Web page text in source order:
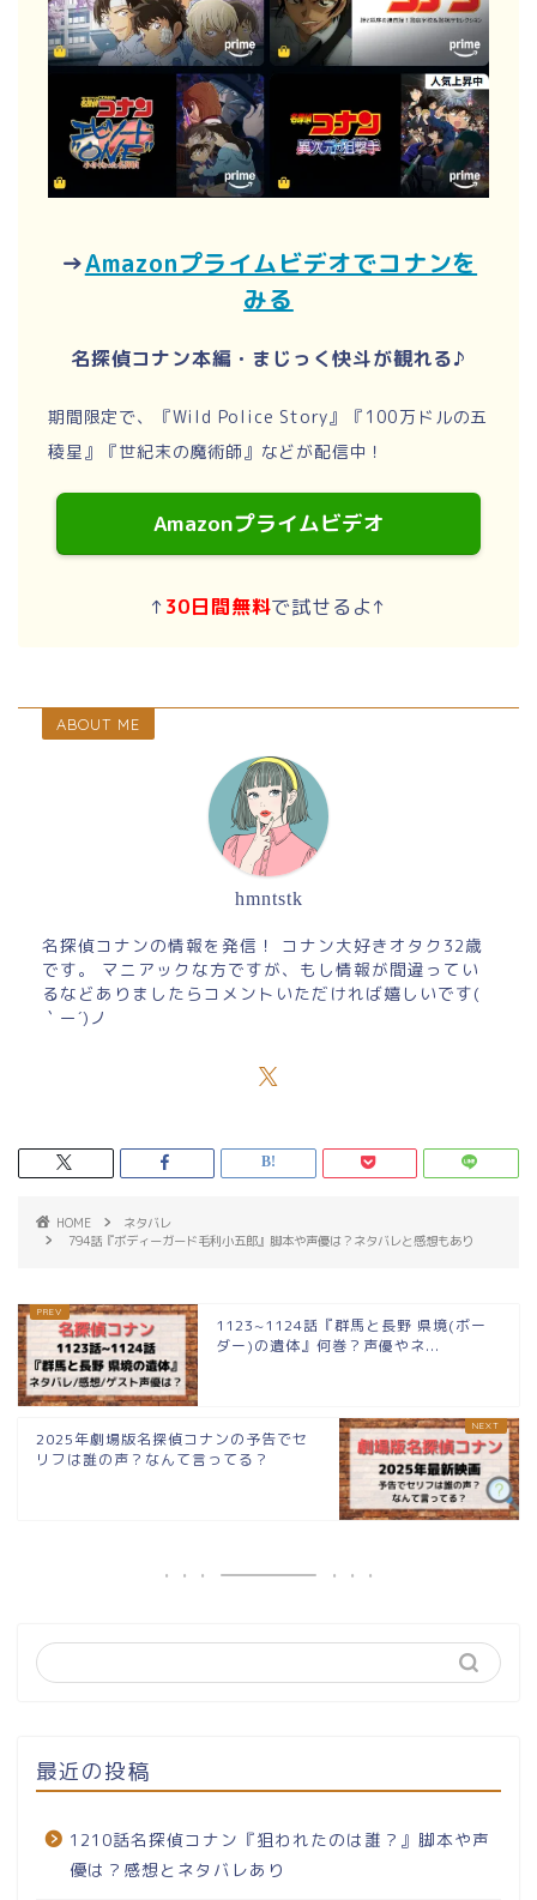
→Amazonプライムビデオでコナンを
みる
名探偵コナン本編・まじっく快斗が観れる♪
期間限定で、『Wild Police Story』『100万ドルの五
稜星』『世紀末の魔術師』などが配信中！
Amazonプライムビデオ
↑ 30日間無料で試せるよ↑
ABOUT ME
hmntstk
名探偵コナンの情報を発信！ コナン大好きオタク32歳
です。 マニアックな方ですが、もし情報が間違ってい
るなどありましたらコメントいただければ嬉しいです(
｀ー´)ノ
HOME
ネタバレ
794話『ボディーガード毛利小五郎』脚本や声優は？ネタバレと感想もあり
1123~1124話『群馬と長野 県境(ボー
ダー)の遺体』何巻？声優やネ...
2025年劇場版名探偵コナンの予告でセ
リフは誰の声？なんて言ってる？
最近の投稿
1210話名探偵コナン『狙われたのは誰？』脚本や声
優は？感想とネタバレあり